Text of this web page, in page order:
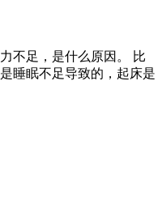
不足，是什么原因。 比
睡眠不足导致的，起床是